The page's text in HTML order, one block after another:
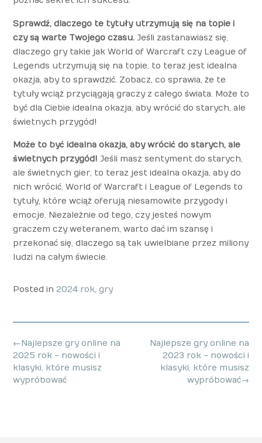
Sprawdź, dlaczego te tytuły utrzymują się na topie i
czy są warte Twojego czasu. Jeśli zastanawiasz się,
dlaczego gry takie jak World of Warcraft czy League of
Legends utrzymują się na topie, to teraz jest idealna
okazja, aby to sprawdzić. Zobacz, co sprawia, że te
tytuły wciąż przyciągają graczy z całego świata. Może to
być dla Ciebie idealna okazja, aby wrócić do starych, ale
świetnych przygód!
Może to być idealna okazja, aby wrócić do starych, ale
świetnych przygód! Jeśli masz sentyment do starych,
ale świetnych gier, to teraz jest idealna okazja, aby do
nich wrócić. World of Warcraft i League of Legends to
tytuły, które wciąż oferują niesamowite przygody i
emocje. Niezależnie od tego, czy jesteś nowym
graczem czy weteranem, warto dać im szansę i
przekonać się, dlaczego są tak uwielbiane przez miliony
ludzi na całym świecie.
Posted in 2024 rok, gry
Post
navigation
Najlepsze gry online na
2023 rok - nowości i
klasyki, które musisz
wypróbować→
←Najlepsze gry online na
2025 rok - nowości i
klasyki, które musisz
wypróbować